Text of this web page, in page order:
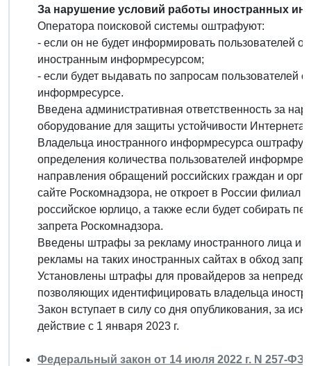
За нарушение условий работы иностранных
Оператора поисковой системы оштрафуют:
- если он не будет информировать пользователей о
иностранным информресурсом;
- если будет выдавать по запросам пользователей
информресурсе.
Введена административная ответственность за
оборудование для защиты устойчивости Интернета
Владельца иностранного информресурса
определения количества пользователей
направления обращений российских граждан и
сайте Роскомнадзора, не откроет в России филиал
российское юрлицо, а также если будет собирать
запрета Роскомнадзора.
Введены штрафы за рекламу иностранного лица и
рекламы на таких иностранных сайтах в обход
Установлены штрафы для провайдеров за
позволяющих идентифицировать владельца
Закон вступает в силу со дня опубликования, за
действие с 1 января 2023 г.
Федеральный закон от 14 июля 2022 г. N 257-